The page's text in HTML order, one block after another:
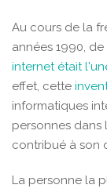
Au cours de la
années 1990,
internet était
effet, cette
informatiques
personnes dans
contribué à son
La personne la